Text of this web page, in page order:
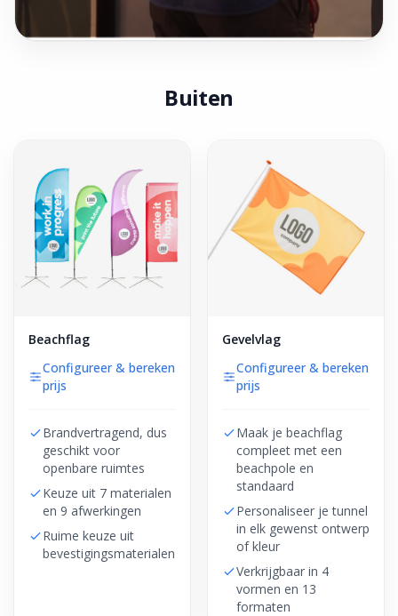
Buiten
Beachflag
Configureer & bereken
prijs
Brandvertragend, dus
geschikt voor
openbare ruimtes
Keuze uit 7 materialen
en 9 afwerkingen
Ruime keuze uit
bevestigingsmaterialen
Gevelvlag
Configureer & bereken
prijs
Maak je beachflag
compleet met een
beachpole en
standaard
Personaliseer je tunnel
in elk gewenst ontwerp
of kleur
Verkrijgbaar in 4
vormen en 13
formaten